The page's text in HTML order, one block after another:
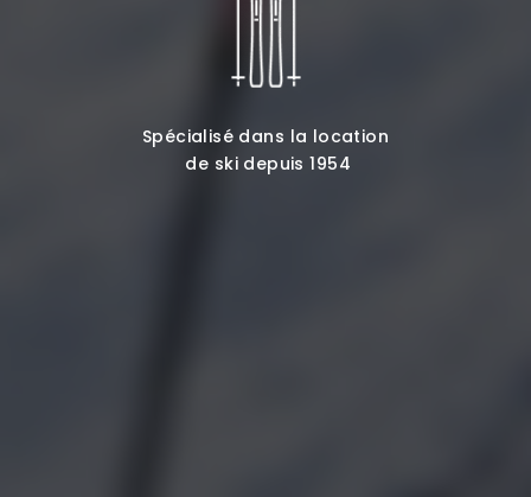
Spécialisé dans la location
de ski depuis 1954